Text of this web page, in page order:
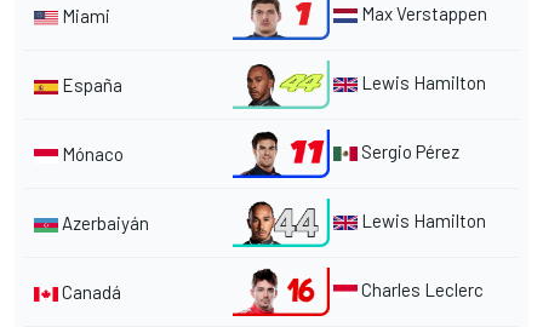
Miami Max Verstappen
España Lewis Hamilton
Mónaco Sergio Pérez
Azerbaiyán Lewis Hamilton
Canadá Charles Leclerc